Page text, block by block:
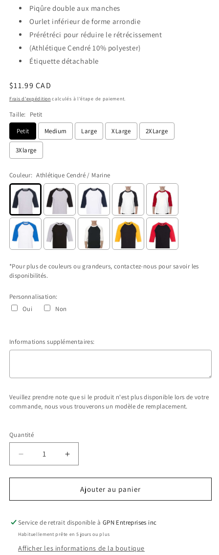
Piqûre double aux manches
Ourlet inférieur de forme arrondie
Prérétréci pour réduire le rétrécissement
(Athlétique Cendré 10% polyester)
Étiquette détachable
Prix
habituel
$11.99 CAD
Frais d'expédition calculés à l'étape de paiement.
Taille: Petit
Petit
Medium Large XLarge 2XLarge
3Xlarge
Couleur: Athlétique Cendré / Marine
*Pour plus de couleurs ou grandeurs, contactez-nous pour savoir les
disponibilités.
Personnalisation:
Oui
Non
Informations supplémentaires:
Veuillez prendre note que si le produit n'est plus disponible lors de votre
commande, nous vous trouverons un modèle de remplacement.
Selection will add
Quantité
Réduire
quantité
ALSTYLE
-
T-
shirt
Augmenter
quantité
ALSTYLE
-
T-
shirt
Ajouter au panier
Service de retrait disponible à GPN Entreprises inc
Habituellement prête en 5 jours ou plus
Afficher les informations de la boutique